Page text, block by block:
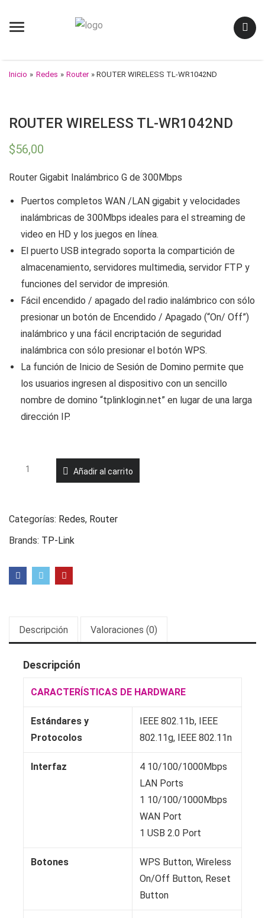
Menu
Inicio » Redes » Router » ROUTER WIRELESS TL-WR1042ND
ROUTER WIRELESS TL-WR1042ND
$56,00
Router Gigabit Inalámbrico G de 300Mbps
Puertos completos WAN /LAN gigabit y velocidades
inalámbricas de 300Mbps ideales para el streaming de
video en HD y los juegos en línea.
El puerto USB integrado soporta la compartición de
almacenamiento, servidores multimedia, servidor FTP y
funciones del servidor de impresión.
Fácil encendido / apagado del radio inalámbrico con sólo
presionar un botón de Encendido / Apagado (“On/ Off”)
inalámbrico y una fácil encriptación de seguridad
inalámbrica con sólo presionar el botón WPS.
La función de Inicio de Sesión de Domino permite que
los usuarios ingresen al dispositivo con un sencillo
nombre de domino “tplinklogin.net” en lugar de una larga
dirección IP.
ROUTER
WR1042ND
Añadir al carrito
Categorías: Redes, Router
Brands: TP-Link
Descripción Valoraciones (0)
Descripción
CARACTERÍSTICAS DE HARDWARE
Estándares y
Protocolos
IEEE 802.11b, IEEE
802.11g, IEEE 802.11n
Interfaz
4 10/100/1000Mbps
LAN Ports
1 10/100/1000Mbps
WAN Port
1 USB 2.0 Port
Botones
WPS Button, Wireless
On/Off Button, Reset
Button